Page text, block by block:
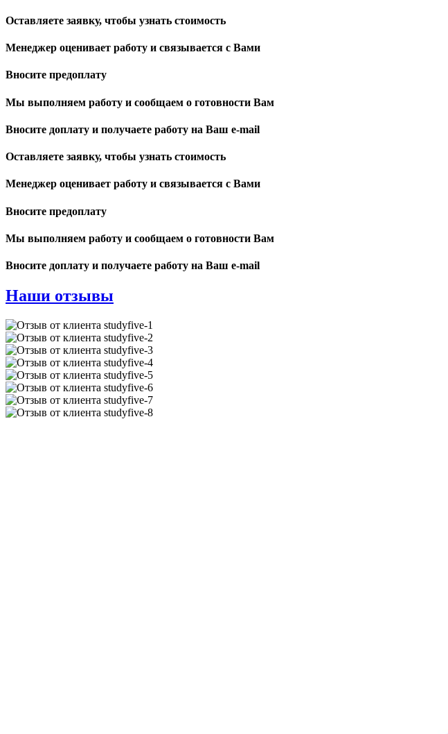
Оставляете заявку, чтобы узнать стоимость
Менеджер оценивает работу и связывается с Вами
Вносите предоплату
Мы выполняем работу и сообщаем о готовности Вам
Вносите доплату и получаете работу на Ваш e-mail
Оставляете заявку, чтобы узнать стоимость
Менеджер оценивает работу и связывается с Вами
Вносите предоплату
Мы выполняем работу и сообщаем о готовности Вам
Вносите доплату и получаете работу на Ваш e-mail
Наши отзывы